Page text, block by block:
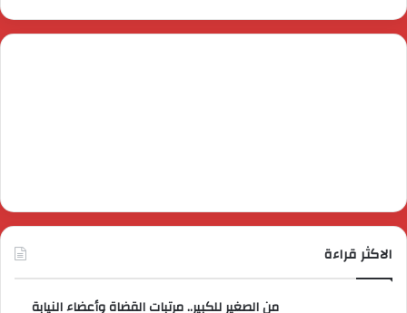
الاكثر قراءة
من الصغير للكبير.. مرتبات القضاة وأعضاء النيابة